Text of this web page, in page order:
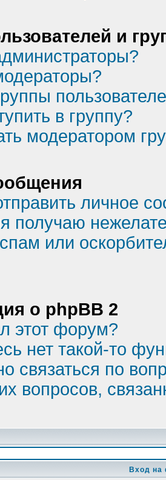
и
в группу?
модератором
личное
получаю
или
о phpBB 2
этот форум?
нет такой-то
связаться по
вопросов,
Вход на